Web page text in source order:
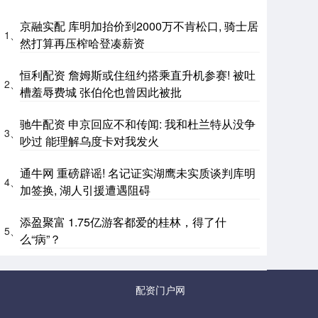
1、
京融实配 库明加抬价到2000万不肯松口, 骑士居
然打算再压榨哈登凑薪资
2、
恒利配资 詹姆斯或住纽约搭乘直升机参赛! 被吐
槽羞辱费城 张伯伦也曾因此被批
3、
驰牛配资 申京回应不和传闻: 我和杜兰特从没争
吵过 能理解乌度卡对我发火
4、
通牛网 重磅辟谣! 名记证实湖鹰未实质谈判库明
加签换, 湖人引援遭遇阻碍
5、
添盈聚富 1.75亿游客都爱的桂林，得了什
么“病”？
配资门户网